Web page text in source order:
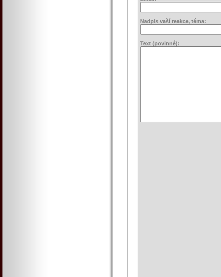
Nadpis vaší reakce, téma:
Text (povinné):